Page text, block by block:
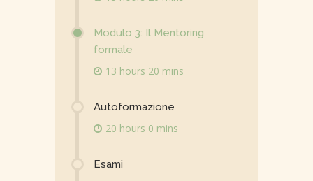
Modulo 3: Il Mentoring
formale
13 hours 20 mins
Autoformazione
20 hours 0 mins
Esami